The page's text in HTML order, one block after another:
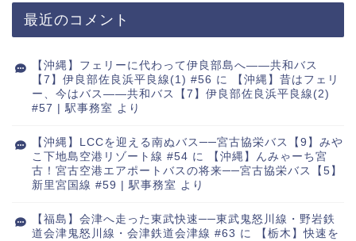
最近のコメント
【沖縄】フェリーに代わって伊良部島へ――共和バス
【7】伊良部佐良浜平良線(1) #56 に
【沖縄】昔はフェリ
ー、今はバス――共和バス【7】伊良部佐良浜平良線(2)
#57 | 駅事務室 より
【沖縄】LCCを迎える南ぬバス──宮古協栄バス【9】みや
こ下地島空港リゾート線 #54 に
【沖縄】んみゃーち宮
古！宮古空港エアポートバスの将来──宮古協栄バス【5】
新里宮国線 #59 | 駅事務室 より
【福島】会津へ走った東武快速──東武鬼怒川線・野岩鉄
道会津鬼怒川線・会津鉄道会津線 #63 に
【栃木】快速を